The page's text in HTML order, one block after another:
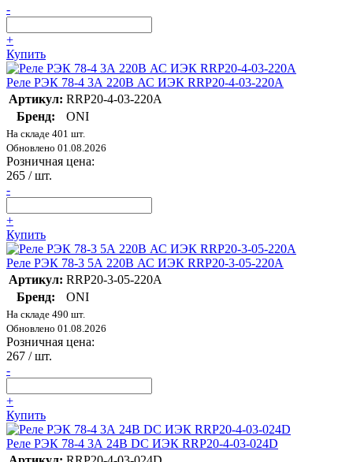
-
+
Купить
Реле РЭК 78-4 3А 220В АС ИЭК RRP20-4-03-220A
Артикул: RRP20-4-03-220A
Бренд:
ONI
На складе 401 шт.
Обновлено 01.08.2026
Розничная цена:
265 / шт.
-
+
Купить
Реле РЭК 78-3 5А 220В АС ИЭК RRP20-3-05-220A
Артикул: RRP20-3-05-220A
Бренд:
ONI
На складе 490 шт.
Обновлено 01.08.2026
Розничная цена:
267 / шт.
-
+
Купить
Реле РЭК 78-4 3А 24В DC ИЭК RRP20-4-03-024D